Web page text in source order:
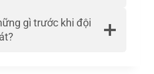
gì trước khi đội